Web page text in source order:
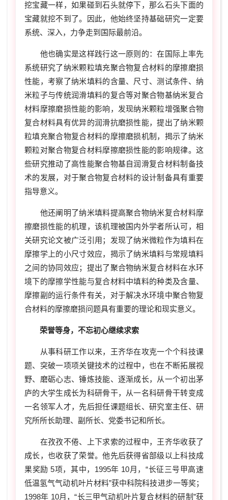
挖宝藏一样，如果碰到石头就停下，那么石头下面的
宝藏就挖不到了。因此，他始终坚持基础研究一定要
系统、深入，力争走到国际最前沿。
他也确实是这样践行这一原则的：在国际上率先
系统研究了纳米颗粒填充聚合物复合材料的摩擦磨损
性能，考察了纳米填料的含量、尺寸、测试条件、纳
米粒子与传统润滑填料的复合等对聚合物基纳米复合
材料摩擦磨损性能的影响，发现纳米颗粒增强聚合物
复合材料具有优异的润滑抗磨损性能，提出了纳米颗
粒填充聚合物复合材料的摩擦磨损机制，揭示了纳米
颗粒对聚合物复合材料摩擦磨损性能的影响规律。这
些研究推动了高性能聚合物基自润滑复合材料制备技
术的发展，对于聚合物复合材料的设计制备具有重要
指导意义。
他还阐明了纳米填料提高聚合物纳米复合材料摩
擦磨损性能的机理，该机理被国内外学者所认可，相
关研究论文被广泛引用；发现了纳米微粒作为填料在
摩擦学上的小尺寸效应，揭示了纳米填料与常规填料
之间的协同效应；提出了聚合物纳米复合材料在水环
境下的摩擦学性能与复合材料中填料的种类及含量、
摩擦副的运行条件有关，对于解决水环境中聚合物复
合材料的摩擦磨损问题具有重要的理论和现实意义。
荣誉等身，不忘初心继续求索
从事科研工作以来，王齐华在攻克一个个科技课
题、突破一项项关键技术的过程中，也在不断拓展视
野、磨砺心志、锤炼技能、逐渐成长，从一个初出茅
庐的大学生成长为科研骨干，从一名科研骨干转变成
一名领军人才，先后担任课题组长、研究室主任、研
究所所长助理、副所长、党委书记和所长。
在孜孜不倦、上下求索的过程中，王齐华收获了
成长，也收获了荣誉。他先后获得省部级以上科技成
果奖励 5项，其中，1995年 10月，“长征三号甲高速
低温氢气气动机叶片材料”获中科院科技进步一等奖；
1998年 10月，“长三甲气动机叶片复合材料的研制”获